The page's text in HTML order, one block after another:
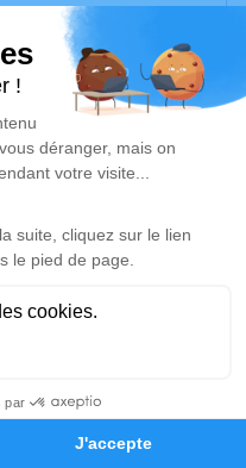
Hommages
photos souvenirs, une
à travers des
est un lieu
mémoire de Claude
hommage est
Je rends hommage
de Coëx